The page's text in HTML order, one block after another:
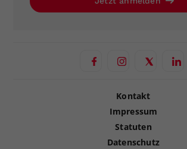
Kontakt
Impressum
Statuten
Datenschutz